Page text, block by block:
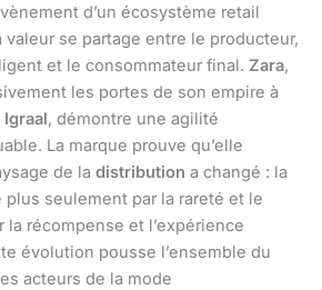
d’un écosystème retail
se partage entre le producteur,
et le consommateur final. Zara,
les portes de son empire à
Igraal, démontre une agilité
La marque prouve qu’elle
de la distribution a changé : la
seulement par la rareté et le
la récompense et l’expérience
évolution pousse l’ensemble du
acteurs de la mode